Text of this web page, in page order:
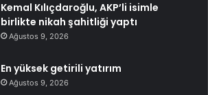
Kemal Kılıçdaroğlu, AKP’li isimle
birlikte nikah şahitliği yaptı
Ağustos 9, 2026
En yüksek getirili yatırım
Ağustos 9, 2026